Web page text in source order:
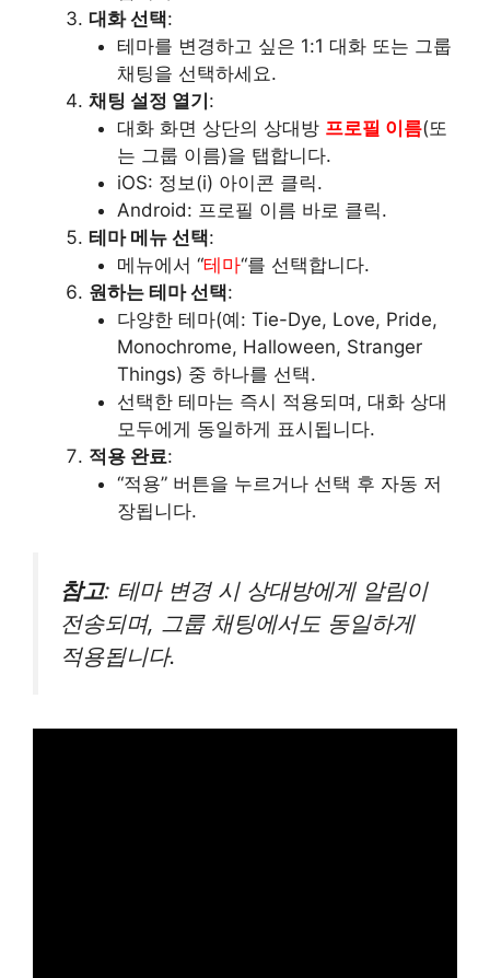
대화 선택:
테마를 변경하고 싶은 1:1 대화 또는 그룹
채팅을 선택하세요.
채팅 설정 열기:
대화 화면 상단의 상대방 프로필 이름(또
는 그룹 이름)을 탭합니다.
iOS: 정보(i) 아이콘 클릭.
Android: 프로필 이름 바로 클릭.
테마 메뉴 선택:
메뉴에서 “테마“를 선택합니다.
원하는 테마 선택:
다양한 테마(예: Tie-Dye, Love, Pride,
Monochrome, Halloween, Stranger
Things) 중 하나를 선택.
선택한 테마는 즉시 적용되며, 대화 상대
모두에게 동일하게 표시됩니다.
적용 완료:
“적용” 버튼을 누르거나 선택 후 자동 저
장됩니다.
참고: 테마 변경 시 상대방에게 알림이
전송되며, 그룹 채팅에서도 동일하게
적용됩니다.